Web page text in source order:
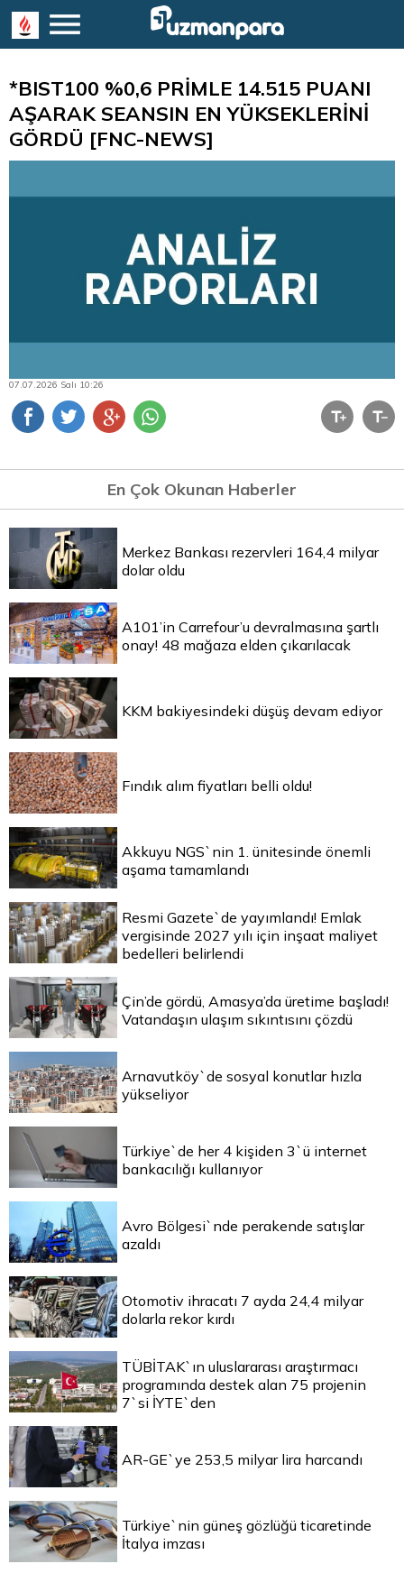
*BIST100 %0,6 PRİMLE 14.515 PUANI
AŞARAK SEANSIN EN YÜKSEKLERİNİ
GÖRDÜ [FNC-NEWS]
07.07.2026 Salı 10:26
En Çok Okunan Haberler
Merkez Bankası rezervleri 164,4 milyar
dolar oldu
A101’in Carrefour’u devralmasına şartlı
onay! 48 mağaza elden çıkarılacak
KKM bakiyesindeki düşüş devam ediyor
Fındık alım fiyatları belli oldu!
Akkuyu NGS`nin 1. ünitesinde önemli
aşama tamamlandı
Resmi Gazete`de yayımlandı! Emlak
vergisinde 2027 yılı için inşaat maliyet
bedelleri belirlendi
Çin’de gördü, Amasya’da üretime başladı!
Vatandaşın ulaşım sıkıntısını çözdü
Arnavutköy`de sosyal konutlar hızla
yükseliyor
Türkiye`de her 4 kişiden 3`ü internet
bankacılığı kullanıyor
Avro Bölgesi`nde perakende satışlar
azaldı
Otomotiv ihracatı 7 ayda 24,4 milyar
dolarla rekor kırdı
TÜBİTAK`ın uluslararası araştırmacı
programında destek alan 75 projenin
7`si İYTE`den
AR-GE`ye 253,5 milyar lira harcandı
Türkiye`nin güneş gözlüğü ticaretinde
İtalya imzası